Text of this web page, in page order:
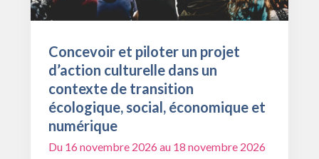
Concevoir et piloter un projet
d’action culturelle dans un
contexte de transition
écologique, social, économique et
numérique
Du 16 novembre 2026 au 18 novembre 2026